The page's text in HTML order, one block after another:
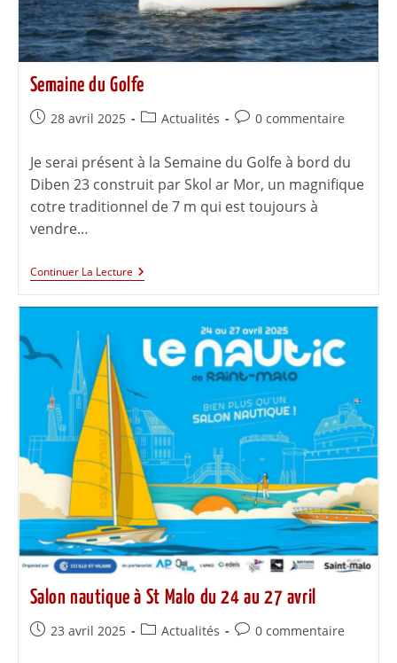
Semaine du Golfe
28 avril 2025 Actualités 0 commentaire
Je serai présent à la Semaine du Golfe à bord du
Diben 23 construit par Skol ar Mor, un magnifique
cotre traditionnel de 7 m qui est toujours à
vendre…
Continuer La Lecture
Salon nautique à St Malo du 24 au 27 avril
23 avril 2025 Actualités 0 commentaire